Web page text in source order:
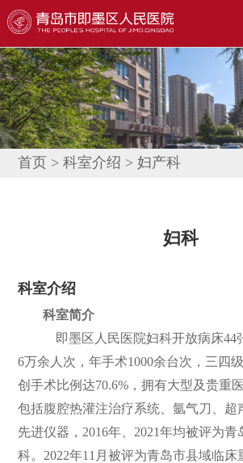
首
页
医
院
概
况
新
闻
中
便
民
首页 > 科室介绍 > 妇产科
妇科
科室介绍
科室简介
即墨区人民医院妇科开放病床44
6万余人次，年手术1000余台次，三四
创手术比例达70.6%，拥有大型及贵重
包括腹腔热灌注治疗系统、氩气刀、超
先进仪器，2016年、2021年均被评为青
科。2022年11月被评为青岛市县域临床